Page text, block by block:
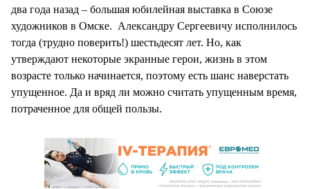
два года назад – большая юбилейная выставка в Союзе
художников в Омске. Александру Сергеевичу исполнилось
тогда (трудно поверить!) шестьдесят лет. Но, как
утверждают некоторые экранные герои, жизнь в этом
возрасте только начинается, поэтому есть шанс наверстать
упущенное. Да и вряд ли можно считать упущенным время,
потраченное для общей пользы.